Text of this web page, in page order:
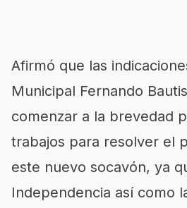
Afirmó que las
Municipal Fernando
comenzar a la brevedad
trabajos para resolver el
este nuevo socavón, ya
Independencia así como